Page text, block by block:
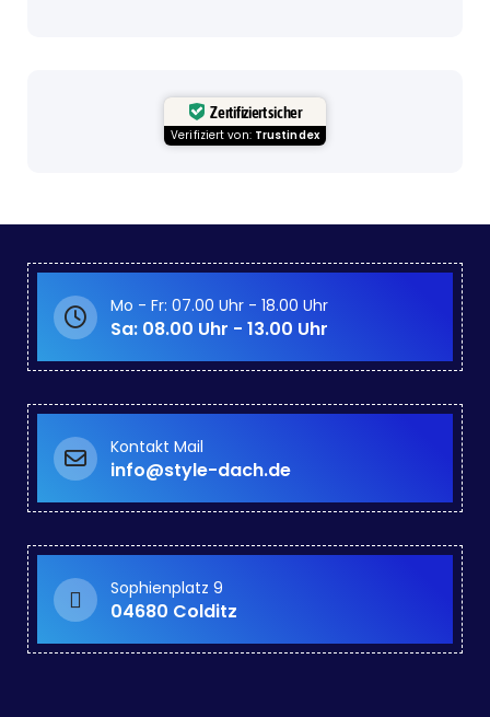
Zertifiziert sicher
Verifiziert von: Trustindex
Mo - Fr: 07.00 Uhr - 18.00 Uhr
Sa: 08.00 Uhr - 13.00 Uhr
Kontakt Mail
info@style-dach.de
Sophienplatz 9
04680 Colditz